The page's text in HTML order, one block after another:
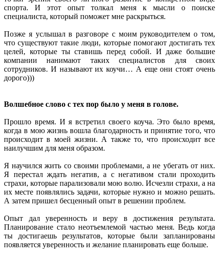
спорта. И этот опыт толкал меня к мысли о поиске
специалиста, который поможет мне раскрыться.
Позже я услышал в разговоре с моим руководителем о том,
что существуют такие люди, которые помогают достигать тех
целей, которые ты ставишь перед собой. И даже большие
компании нанимают таких специалистов для своих
сотрудников. И называют их коучи… А еще они стоят очень
дорого)))
Волшебное слово с тех пор было у меня в голове.
Прошло время. И я встретил своего коуча. Это было время,
когда в мою жизнь вошла благодарность и принятие того, что
происходит в моей жизни. А также то, что происходит все
наилучшим для меня образом.
Я научился жить со своими проблемами, а не убегать от них.
Я перестал ждать негатив, а с негативом стали проходить
страхи, которые парализовали мою волю. Исчезли страхи, а на
их месте появлялись задачи, которые нужно и можно решать.
А затем пришел бесценный опыт в решении проблем.
Опыт дал уверенность и веру в достижения результата.
Планирование стало неотъемлемой частью меня. Ведь когда
ты достигаешь результатов, которые были запланированы
появляется уверенность и желание планировать еще больше.